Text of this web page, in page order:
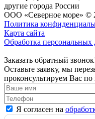
другие города России
ООО «Северное море» ©
Политика
Карта сайта
Обработка
Заказать обратный
Оставьте заявку, мы
проконсультируем Вас
Я согласен на